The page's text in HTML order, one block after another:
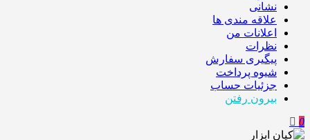
نشانی
علاقه مندی ها
اعلانات من
نظرات
پیگیری سفارش
شیوه پرداخت
جزئیات حساب
بیرون رفتن
0